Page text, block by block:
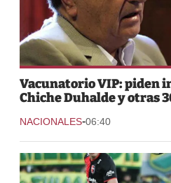
Vacunatorio VIP: piden
Chiche Duhalde y otras
NACIONALES-06:40